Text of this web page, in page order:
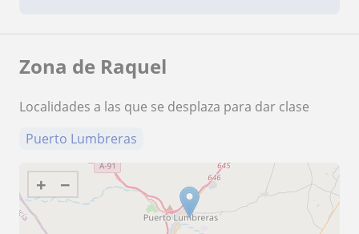
Zona de Raquel
Localidades a las que se desplaza para dar clase
Puerto Lumbreras
+ −